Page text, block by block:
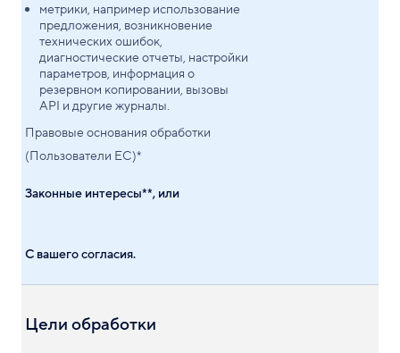
метрики, например использование
предложения, возникновение
технических ошибок,
диагностические отчеты, настройки
параметров, информация о
резервном копировании, вызовы
API и другие журналы.
Правовые основания обработки
(Пользователи ЕС)*
Законные интересы**, или
С вашего согласия.
Цели обработки